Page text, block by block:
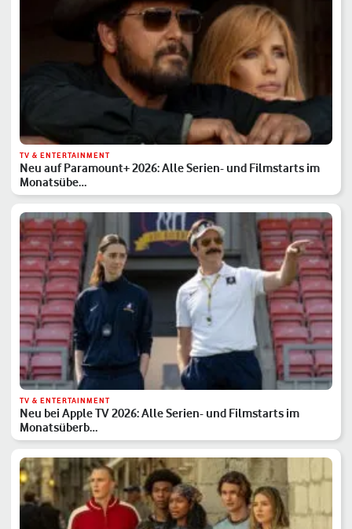
TV & ENTERTAINMENT
Neu auf Paramount+ 2026: Alle Serien- und Filmstarts im
Monatsübe…
TV & ENTERTAINMENT
Neu bei Apple TV 2026: Alle Serien- und Filmstarts im
Monatsüberb…